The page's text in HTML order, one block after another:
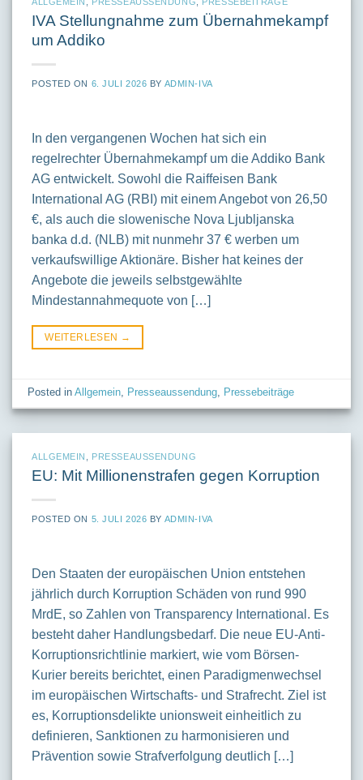
IVA Stellungnahme zum Übernahmekampf
um Addiko
POSTED ON 6. JULI 2026 BY ADMIN-IVA
In den vergangenen Wochen hat sich ein
regelrechter Übernahmekampf um die Addiko Bank
AG entwickelt. Sowohl die Raiffeisen Bank
International AG (RBI) mit einem Angebot von 26,50
€, als auch die slowenische Nova Ljubljanska
banka d.d. (NLB) mit nunmehr 37 € werben um
verkaufswillige Aktionäre. Bisher hat keines der
Angebote die jeweils selbstgewählte
Mindestannahmequote von […]
WEITERLESEN →
Posted inAllgemein, Presseaussendung, Pressebeiträge
ALLGEMEIN PRESSEAUSSENDUNG
EU: Mit Millionenstrafen gegen Korruption
POSTED ON 5. JULI 2026 BY ADMIN-IVA
Den Staaten der europäischen Union entstehen
jährlich durch Korruption Schäden von rund 990
MrdE, so Zahlen von Transparency International. Es
besteht daher Handlungsbedarf. Die neue EU-Anti-
Korruptionsrichtlinie markiert, wie vom Börsen-
Kurier bereits berichtet, einen Paradigmenwechsel
im europäischen Wirtschafts- und Strafrecht. Ziel ist
es, Korruptionsdelikte unionsweit einheitlich zu
definieren, Sanktionen zu harmonisieren und
Prävention sowie Strafverfolgung deutlich […]